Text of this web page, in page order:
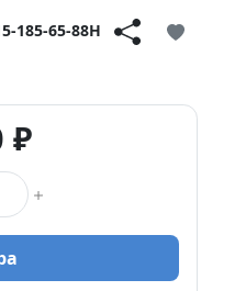
185-65-88H
₽
товара